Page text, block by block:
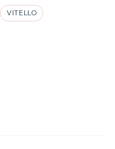
VITELLO